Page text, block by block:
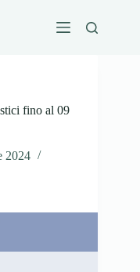
fino al 09
2024